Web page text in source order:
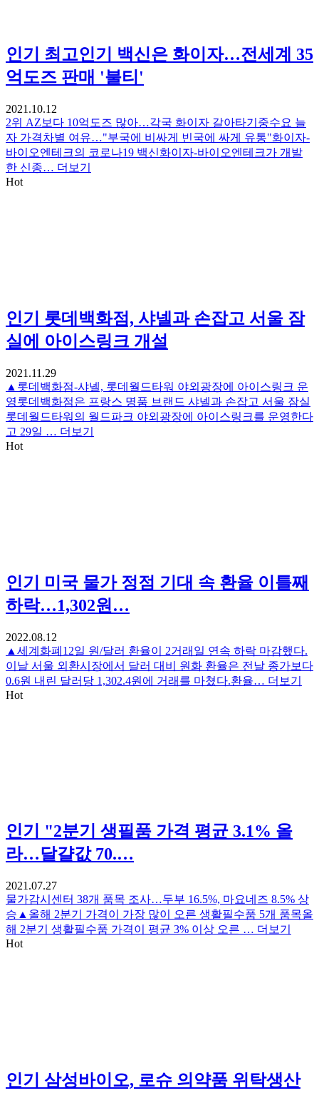
인기
최고인기 백신은 화이자…전세계 35
억도즈 판매 '불티'
2021.10.12
2위 AZ보다 10억도즈 많아…각국 화이자 갈아타기중수요 늘
자 가격차별 여유…"부국에 비싸게 빈국에 싸게 유통"화이자-
바이오엔테크의 코로나19 백신화이자-바이오엔테크가 개발
한 신종… 더보기
Hot
인기
롯데백화점, 샤넬과 손잡고 서울 잠
실에 아이스링크 개설
2021.11.29
▲롯데백화점-샤넬, 롯데월드타워 야외광장에 아이스링크 운
영롯데백화점은 프랑스 명품 브랜드 샤넬과 손잡고 서울 잠실
롯데월드타워의 월드파크 야외광장에 아이스링크를 운영한다
고 29일 … 더보기
Hot
인기
미국 물가 정점 기대 속 환율 이틀째
하락…1,302원…
2022.08.12
▲세계화폐12일 원/달러 환율이 2거래일 연속 하락 마감했다.
이날 서울 외환시장에서 달러 대비 원화 환율은 전날 종가보다
0.6원 내린 달러당 1,302.4원에 거래를 마쳤다.환율… 더보기
Hot
인기
"2분기 생필품 가격 평균 3.1% 올
라…달걀값 70.…
2021.07.27
물가감시센터 38개 품목 조사…두부 16.5%, 마요네즈 8.5% 상
승▲올해 2분기 가격이 가장 많이 오른 생활필수품 5개 품목올
해 2분기 생활필수품 가격이 평균 3% 이상 오른 … 더보기
Hot
인기
삼성바이오, 로슈 의약품 위탁생산